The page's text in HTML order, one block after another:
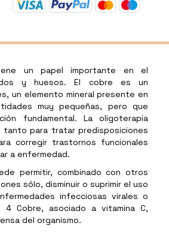
un papel importante en el
y huesos. El cobre es un
un elemento mineral presente en
muy pequeñas, pero que
fundamental. La oligoterapia
tanto para tratar predisposiciones
corregir trastornos funcionales
a enfermedad.
permitir, combinado con otros
sólo, disminuir o suprimir el uso
infecciosas virales o
4 Cobre, asociado a vitamina C,
del organismo.